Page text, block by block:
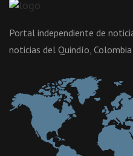
Portal independiente de
noticias del Quindío,